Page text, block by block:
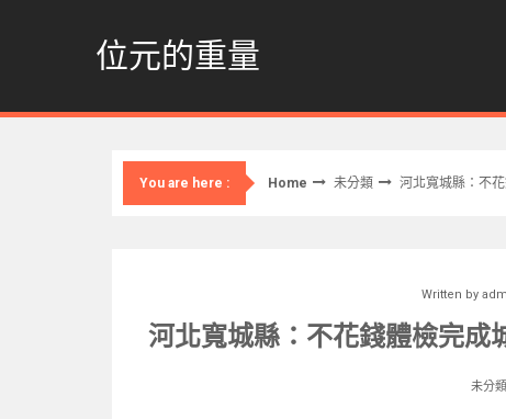
位元的重量
You are here : Home 未分類 河北寬城縣：不
Written by
河北寬城縣：不花錢體檢完成
未分類